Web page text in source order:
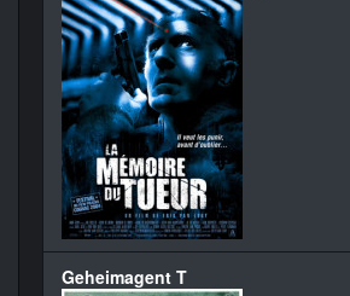
Geheimagent T